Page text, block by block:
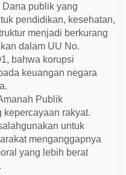
publik yang
pendidikan, kesehatan,
menjadi berkurang
dalam UU No.
bahwa korupsi
keuangan negara
Publik
kepercayaan rakyat.
untuk
menganggapnya
yang lebih berat